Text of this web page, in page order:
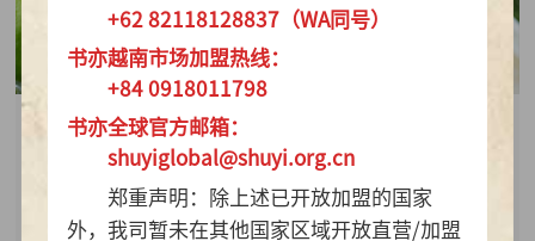
2026-07-28
质价比持续热销
+62 82118128837（WA同号）
书亦越南市场加盟热线：
+84 0918011798
书亦全球官方邮箱：
shuyiglobal@shuyi.org.cn
郑重声明：除上述已开放加盟的国家
外，我司暂未在其他国家区域开放直营/加盟